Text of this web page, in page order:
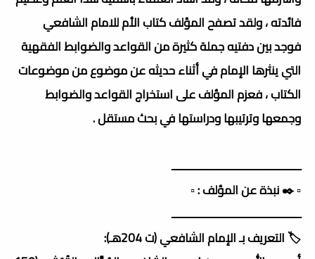
فائدته ، ولقد تصفح المؤلف كتاب الأم للامام الشافعي
فوجد بين دفتيه جملة كثيرة من القواعد والضوابط الفقهية
التي ينثرها الإمام في أثناء حديثه عن موضوع من موضوعات
الكتاب ، فعزم المؤلف على استخراج القواعد والضوابط
وجمعها وترتيبها ودراستها في بحث مستقل .
ــــــــــــــــــــــــــــــــــــــــــــــ
▫️ ✒️ نبذة عن المؤلف : ▫️
ــــــــــــــــــــــــــــــــــــــــــــــ
🏷️ التعريف بـ الإمام الشافعي (ت 204هـ):